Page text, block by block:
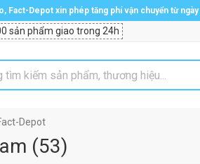
Fact-Depot xin phép tăng phí vận chuyển từ
sản phẩm giao trong 24h
Depot
(53)